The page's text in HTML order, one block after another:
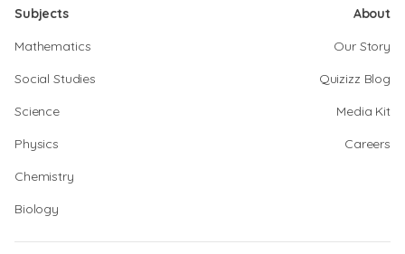
Subjects
Mathematics
Social Studies
Science
Physics
Chemistry
Biology
About
Our Story
Quizizz Blog
Media Kit
Careers